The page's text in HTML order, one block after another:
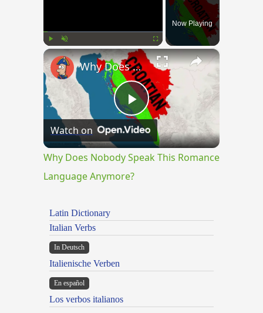
Play Unmute Fullscreen
Now Playing
×
Play
Video
Why Does Nobody Speak This Romance Language Anymore?
Watch on
Why Does Nobody Speak This Romance
Language Anymore?
Latin Dictionary
Italian Verbs
In Deutsch
Italienische Verben
En español
Los verbos italianos